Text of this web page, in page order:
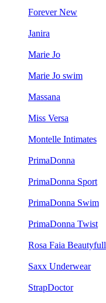
Forever New
Janira
Marie Jo
Marie Jo swim
Massana
Miss Versa
Montelle Intimates
PrimaDonna
PrimaDonna Sport
PrimaDonna Swim
PrimaDonna Twist
Rosa Faia Beautyfull
Saxx Underwear
StrapDoctor